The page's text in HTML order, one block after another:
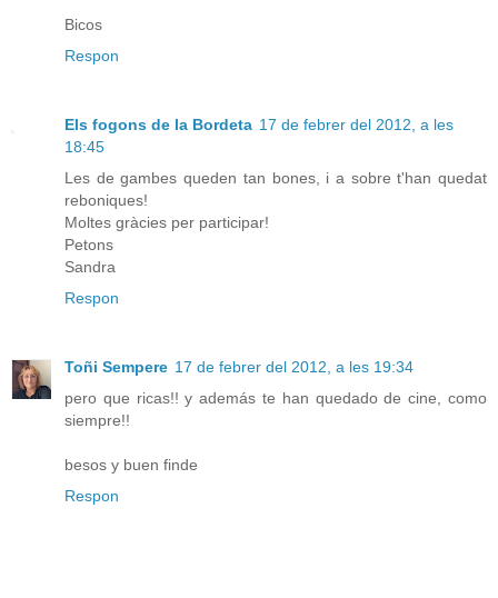
Bicos
Respon
Els fogons de la Bordeta 17 de febrer del 2012, a les
18:45
Les de gambes queden tan bones, i a sobre t'han quedat
reboniques!
Moltes gràcies per participar!
Petons
Sandra
Respon
Toñi Sempere 17 de febrer del 2012, a les 19:34
pero que ricas!! y además te han quedado de cine, como
siempre!!
besos y buen finde
Respon